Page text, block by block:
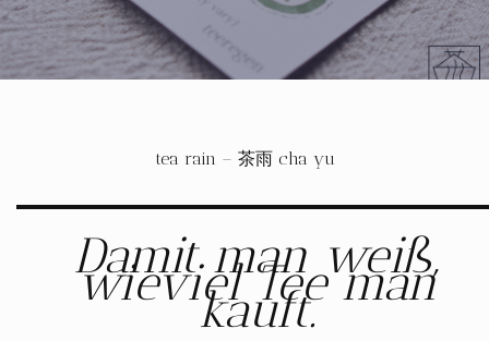
tea rain – 茶雨 cha yu
Damit man weiß,
wieviel Tee man
kauft.